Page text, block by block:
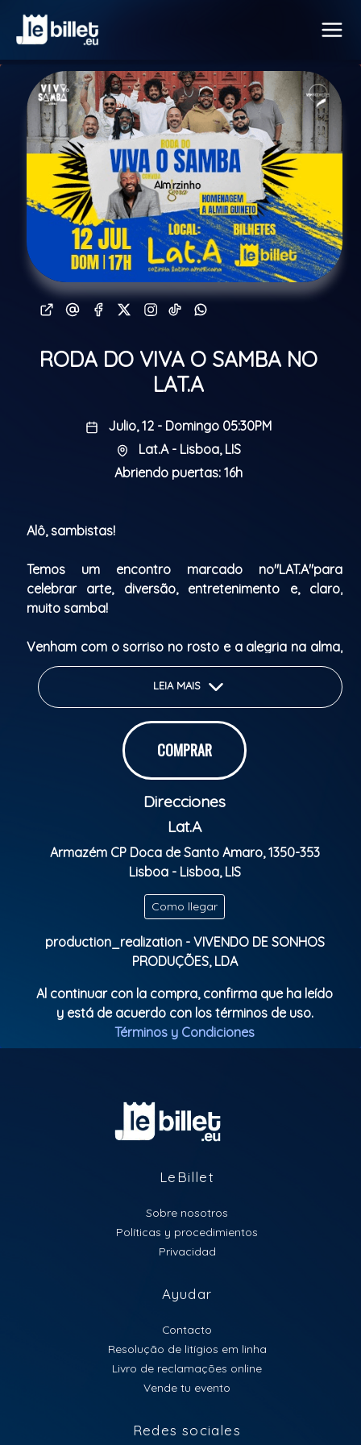
RODA DO VIVA O SAMBA NO
LAT.A
Julio, 12 - Domingo 05:30PM
Lat.A - Lisboa, LIS
Abriendo puertas: 16h
Alô, sambistas!
Temos um encontro marcado no"LAT.A"para
celebrar arte, diversão, entretenimento e, claro,
muito samba!
Venham com o sorriso no rosto e a alegria na alma,
trazendo o orgulho de ser brasileiro, com aquele
nosso jeito especial de espalhar felicidade.
O nosso evento é um espaço de paz e respeito,
onde o calor humano contagia, e fazemos tudo com
Sabemos que vocês retribuem com a energia pura
Então, anota na agenda e não perca!
Clasificación Indicativa: Livre
LEIA MAIS
COMPRAR
Direcciones
Lat.A
Armazém CP Doca de Santo Amaro, 1350-353
Lisboa - Lisboa, LIS
Como llegar
production_realization - VIVENDO DE SONHOS
PRODUÇÕES, LDA
Al continuar con la compra, confirma que ha leído
y está de acuerdo con los términos de uso.
Términos y Condiciones
LeBillet
Sobre nosotros
Políticas y procedimientos
Privacidad
Ayudar
Contacto
Resolução de litígios em linha
Livro de reclamações online
Vende tu evento
Redes sociales